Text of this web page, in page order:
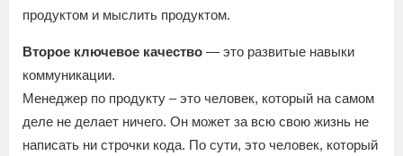
продуктом и мыслить продуктом.
Второе ключевое качество — это развитые навыки
коммуникации.
Менеджер по продукту – это человек, который на самом
деле не делает ничего. Он может за всю свою жизнь не
написать ни строчки кода. По сути, это человек, который